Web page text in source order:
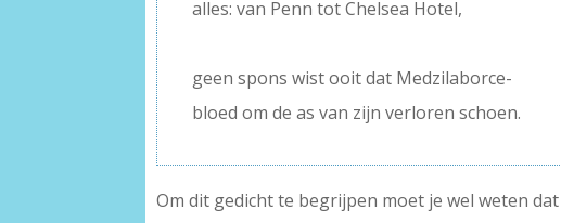
alles: van Penn tot Chelsea Hotel,
geen spons wist ooit dat Medzilaborce-
bloed om de as van zijn verloren schoen.
Om dit gedicht te begrijpen moet je wel weten dat